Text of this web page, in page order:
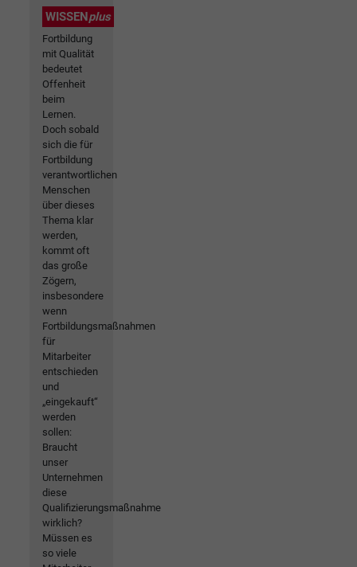
WISSEN plus
Fortbildung
mit Qualität
bedeutet
Offenheit
beim
Lernen.
Doch sobald
sich die für
Fortbildung
verantwortlichen
Menschen
über dieses
Thema klar
werden,
kommt oft
das große
Zögern,
insbesondere
wenn
Fortbildungsmaßnahmen
für
Mitarbeiter
entschieden
und
„eingekauft“
werden
sollen:
Braucht
unser
Unternehmen
diese
Qualifizierungsmaßnahme
wirklich?
Müssen es
so viele